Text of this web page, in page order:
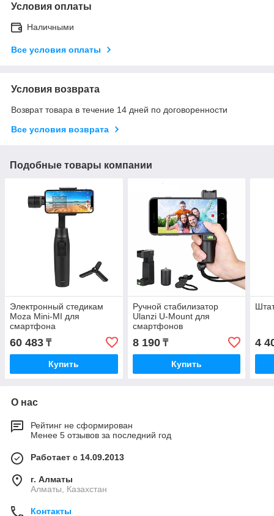
Условия оплаты
Наличными
Все условия оплаты
Условия возврата
Возврат товара в течение 14 дней по договоренности
Все условия возврата
Подобные товары компании
Электронный стедикам
Moza Mini-MI для
смартфона
60 483 ₸
Купить
Ручной стабилизатор
Ulanzi U-Mount для
смартфонов
8 190₸
Купить
4
О нас
Рейтинг не сформирован
Менее 5 отзывов за последний год
Работает с 14.09.2013
г. Алматы
Алматы, Казахстан
Контакты